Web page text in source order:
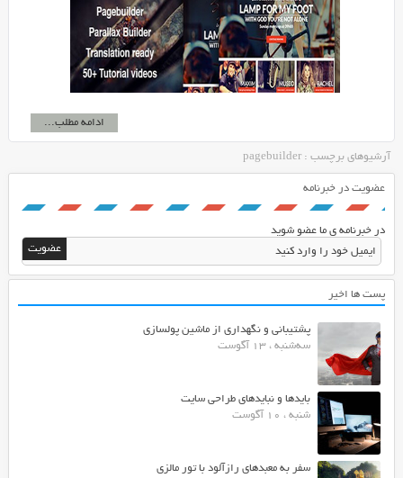
ادامه مطلب...
آرشیوهای برچسب : pagebuilder
عضویت در خبرنامه
در خبرنامه ی ما عضو شوید
پست ها اخیر
پشتیبانی و نگهداری از ماشین پولسازی
سه‌شنبه ، 13 آگوست
بایدها و نبایدهای طراحی سایت
شنبه ، 10 آگوست
سفر به معبدهای رازآلود با تور مالزی